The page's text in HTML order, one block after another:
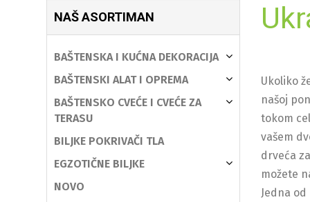
NAŠ ASORTIMAN
BAŠTENSKA I KUĆNA DEKORACIJA
BAŠTENSKI ALAT I OPREMA
BAŠTENSKO CVEĆE I CVEĆE ZA
TERASU
BILJKE POKRIVAČI TLA
EGZOTIČNE BILJKE
NOVO
Ukoliko
našoj
tokom
vašem
drveća
možete
Jedna